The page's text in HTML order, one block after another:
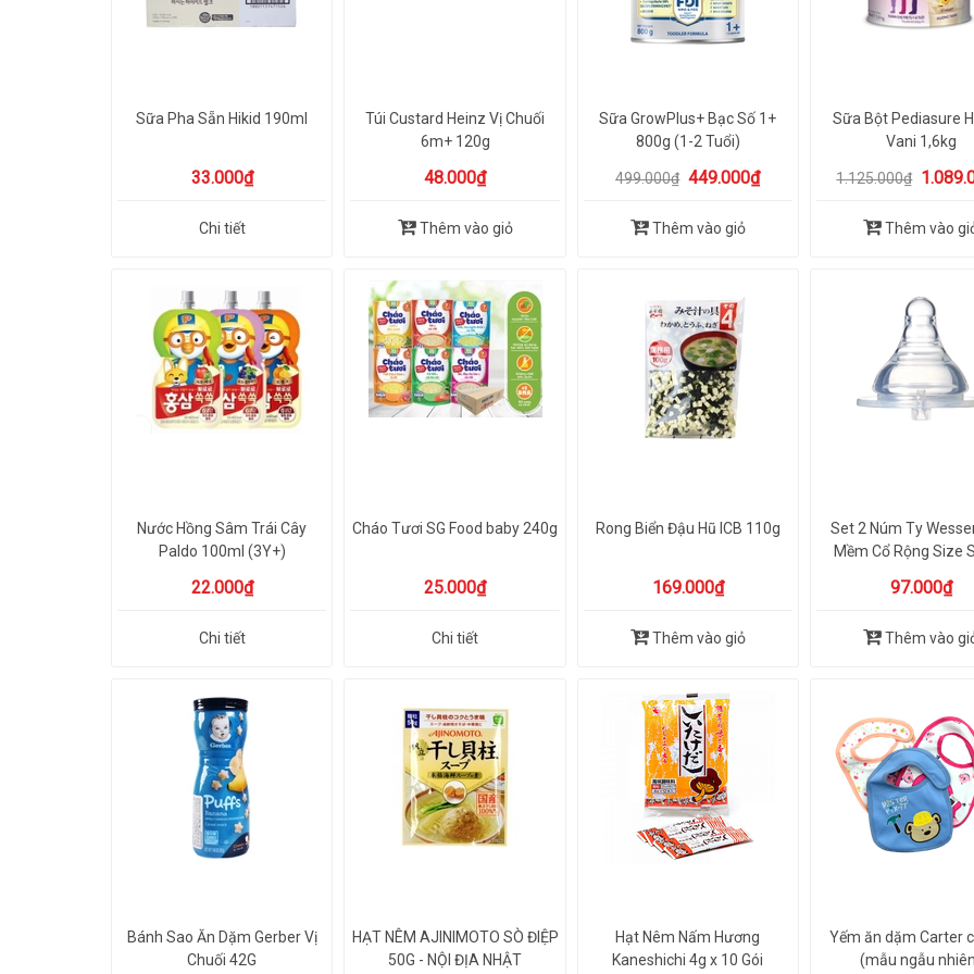
Sữa Pha Sẵn Hikid 190ml
33.000₫
Chi tiết
Túi Custard Heinz Vị Chuối
6m+ 120g
48.000₫
Thêm vào giỏ
Sữa GrowPlus+ Bạc Số 1+
800g (1-2 Tuổi)
499.000₫ 449.000₫
Thêm vào giỏ
Sữa Bột Pediasure
Vani 1,6kg
1.125.000₫
Thêm vào
Nước Hồng Sâm Trái Cây
Paldo 100ml (3Y+)
22.000₫
Chi tiết
Cháo Tươi SG Food baby 240g
25.000₫
Chi tiết
Rong Biển Đậu Hũ ICB 110g
169.000₫
Thêm vào giỏ
Set 2 Núm Ty
Mềm Cổ Rộng Size
97.000₫
Thêm vào
Bánh Sao Ăn Dặm Gerber Vị
Chuối 42G
HẠT NÊM AJINIMOTO SÒ ĐIỆP
50G - NỘI ĐỊA NHẬT
Hạt Nêm Nấm Hương
Kaneshichi 4g x 10 Gói
Yếm ăn dặm Carter
(mẫu ngẫu